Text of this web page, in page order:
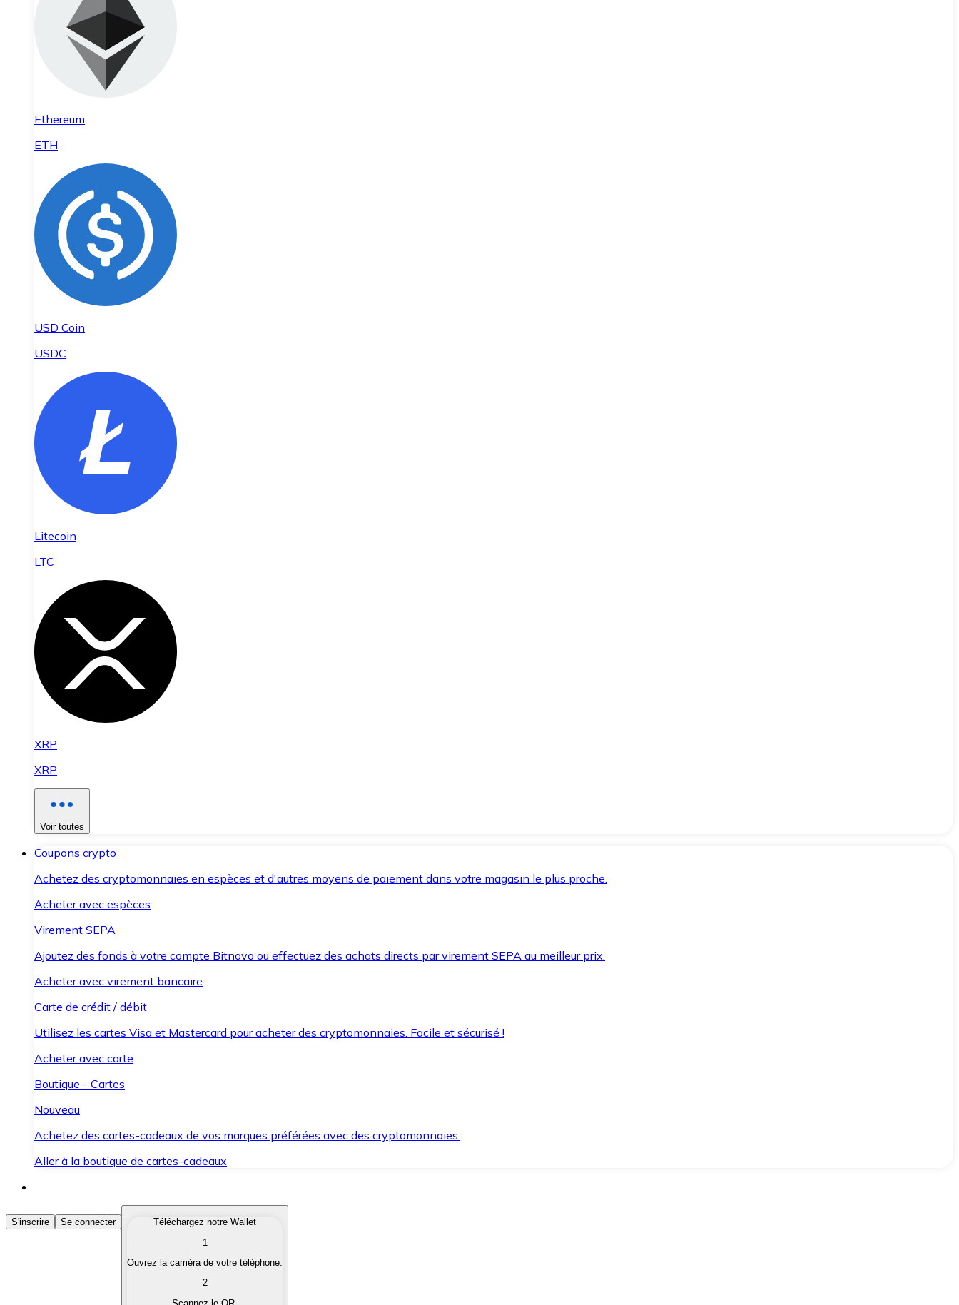
Ethereum
ETH
USD Coin
USDC
Litecoin
LTC
XRP
XRP
Voir toutes
Coupons crypto
Achetez des cryptomonnaies en espèces et d'autres moyens de paiement dans votre magasin le plus proche.
Acheter avec espèces
Virement SEPA
Ajoutez des fonds à votre compte Bitnovo ou effectuez des achats directs par virement SEPA au meilleur prix.
Acheter avec virement bancaire
Carte de crédit / débit
Utilisez les cartes Visa et Mastercard pour acheter des cryptomonnaies. Facile et sécurisé !
Acheter avec carte
Boutique - Cartes
Nouveau
Achetez des cartes-cadeaux de vos marques préférées avec des cryptomonnaies.
Aller à la boutique de cartes-cadeaux
Acheter des Cryptomonnaies
Achetez les cryptomonnaies qui vous intéressent rapidement et en toute sécurité.
Convertissez vos cryptomonnaies en monnaie fiduciaire lorsque vous en avez besoin.
S'inscrire Se connecter
Téléchargez notre Wallet
1
Ouvrez la caméra de votre téléphone.
2